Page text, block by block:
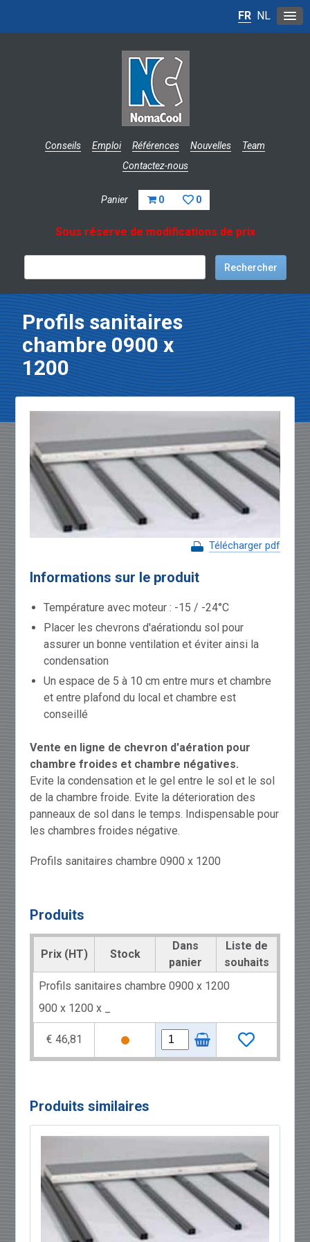
Conseils Emploi Références Nouvelles
Team
Contactez-nous
Panier 0 0
FR NL
Sous réserve de modifications de prix
Profils sanitaires
chambre 0900 x
1200
Télécharger pdf
Informations sur le produit
Température avec moteur : -15 / -24°C
Placer les chevrons d'aérationdu sol pour
assurer un bonne ventilation et éviter ainsi la
condensation
Un espace de 5 à 10 cm entre murs et chambre
et entre plafond du local et chambre est
conseillé
Vente en ligne de chevron d'aération pour
chambre froides et chambre négatives.
Evite la condensation et le gel entre le sol et le sol
de la chambre froide. Evite la déterioration des
panneaux de sol dans le temps. Indispensable pour
les chambres froides négative.
Profils sanitaires chambre 0900 x 1200
Produits
Prix (HT) Stock
Dans
panier
Liste de
souhaits
Profils sanitaires chambre 0900 x 1200
900 x 1200 x _
€ 46,81
Produits similaires